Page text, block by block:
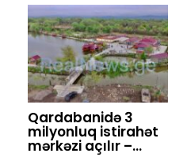
Qardabanidə 3
milyonluq istirahət
mərkəzi açılır –…